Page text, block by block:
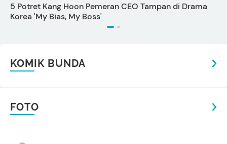
5 Potret Kang Hoon Pemeran CEO Tampan di Drama
Korea 'My Bias, My Boss'
KOMIK BUNDA
FOTO